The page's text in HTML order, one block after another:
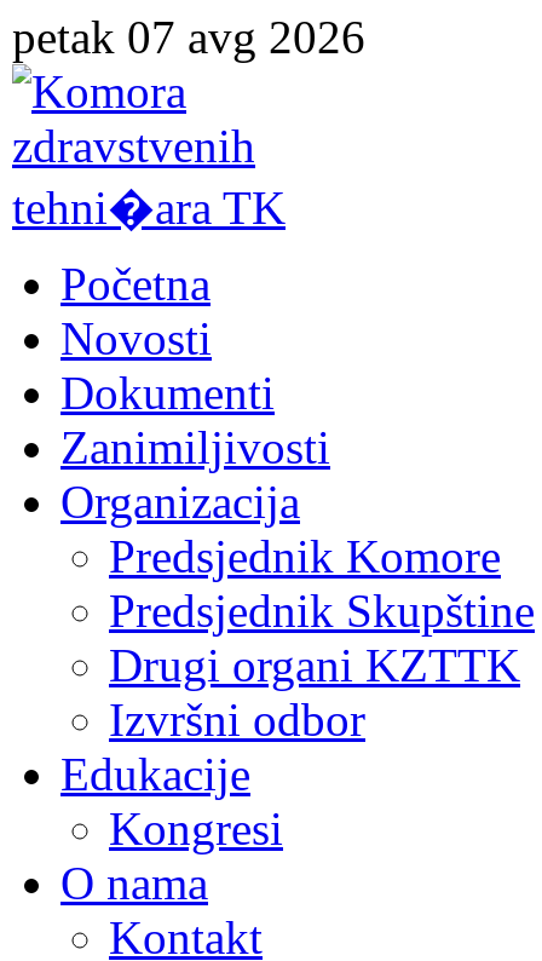
petak 07 avg 2026
Početna
Novosti
Dokumenti
Zanimiljivosti
Organizacija
Predsjednik Komore
Predsjednik Skupštine
Drugi organi KZTTK
Izvršni odbor
Edukacije
Kongresi
O nama
Kontakt